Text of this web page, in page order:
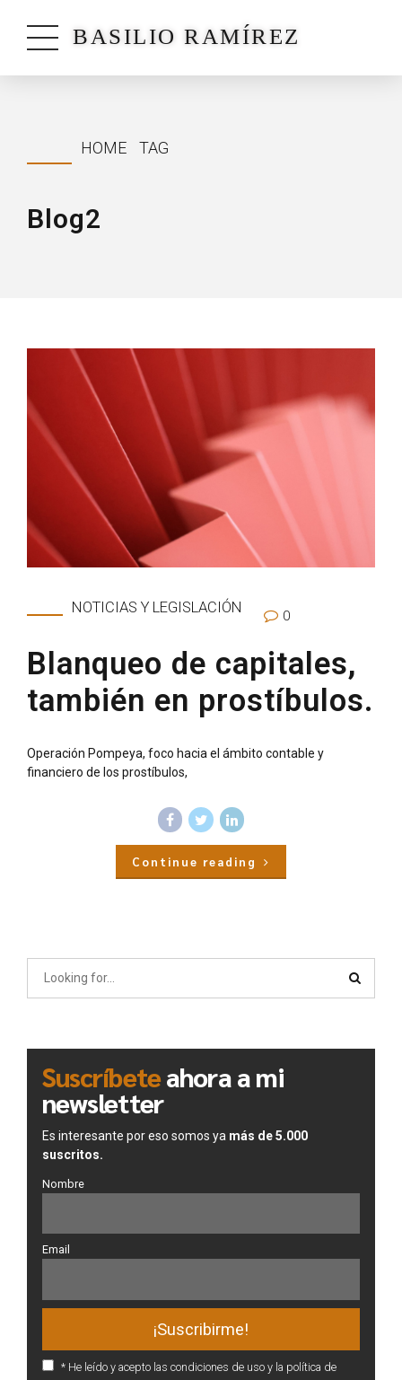
BASILIO RAMÍREZ
HOME TAG
Blog2
NOTICIAS Y LEGISLACIÓN 0
Blanqueo de capitales,
también en prostíbulos.
Operación Pompeya, foco hacia el ámbito contable y
financiero de los prostíbulos,
Continue reading
Suscríbeteahora a mi
newsletter
Es interesante por eso somos ya más de 5.000
suscritos.
Nombre
Email
* He leído y acepto las condiciones de uso y la política de